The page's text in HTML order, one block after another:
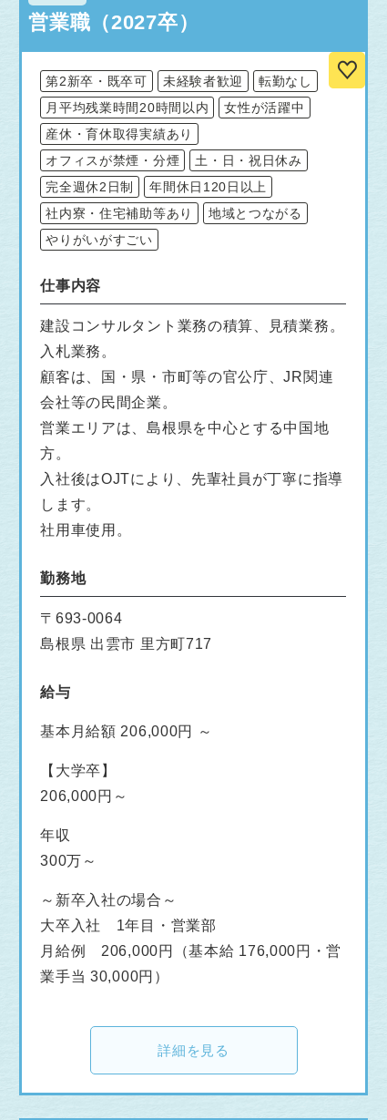
営業職（2027卒）
第2新卒・既卒可 未経験者歓迎
転勤なし
月平均残業時間20時間以内
女性が活躍中
産休・育休取得実績あり
オフィスが禁煙・分煙
土・日・祝日休み
完全週休2日制
年間休日120日以上
社内寮・住宅補助等あり
地域とつながる
やりがいがすごい
仕事内容
建設コンサルタント業務の積算、見積業務。
入札業務。
顧客は、国・県・市町等の官公庁、JR関連
会社等の民間企業。
営業エリアは、島根県を中心とする中国地
方。
入社後はOJTにより、先輩社員が丁寧に指導
します。
社用車使用。
勤務地
〒693-0064
島根県 出雲市 里方町717
給与
基本月給額 206,000円 ～
【大学卒】
206,000円～
年収
300万～
～新卒入社の場合～
大卒入社 1年目・営業部
月給例 206,000円（基本給 176,000円・営
業手当 30,000円）
詳細を見る